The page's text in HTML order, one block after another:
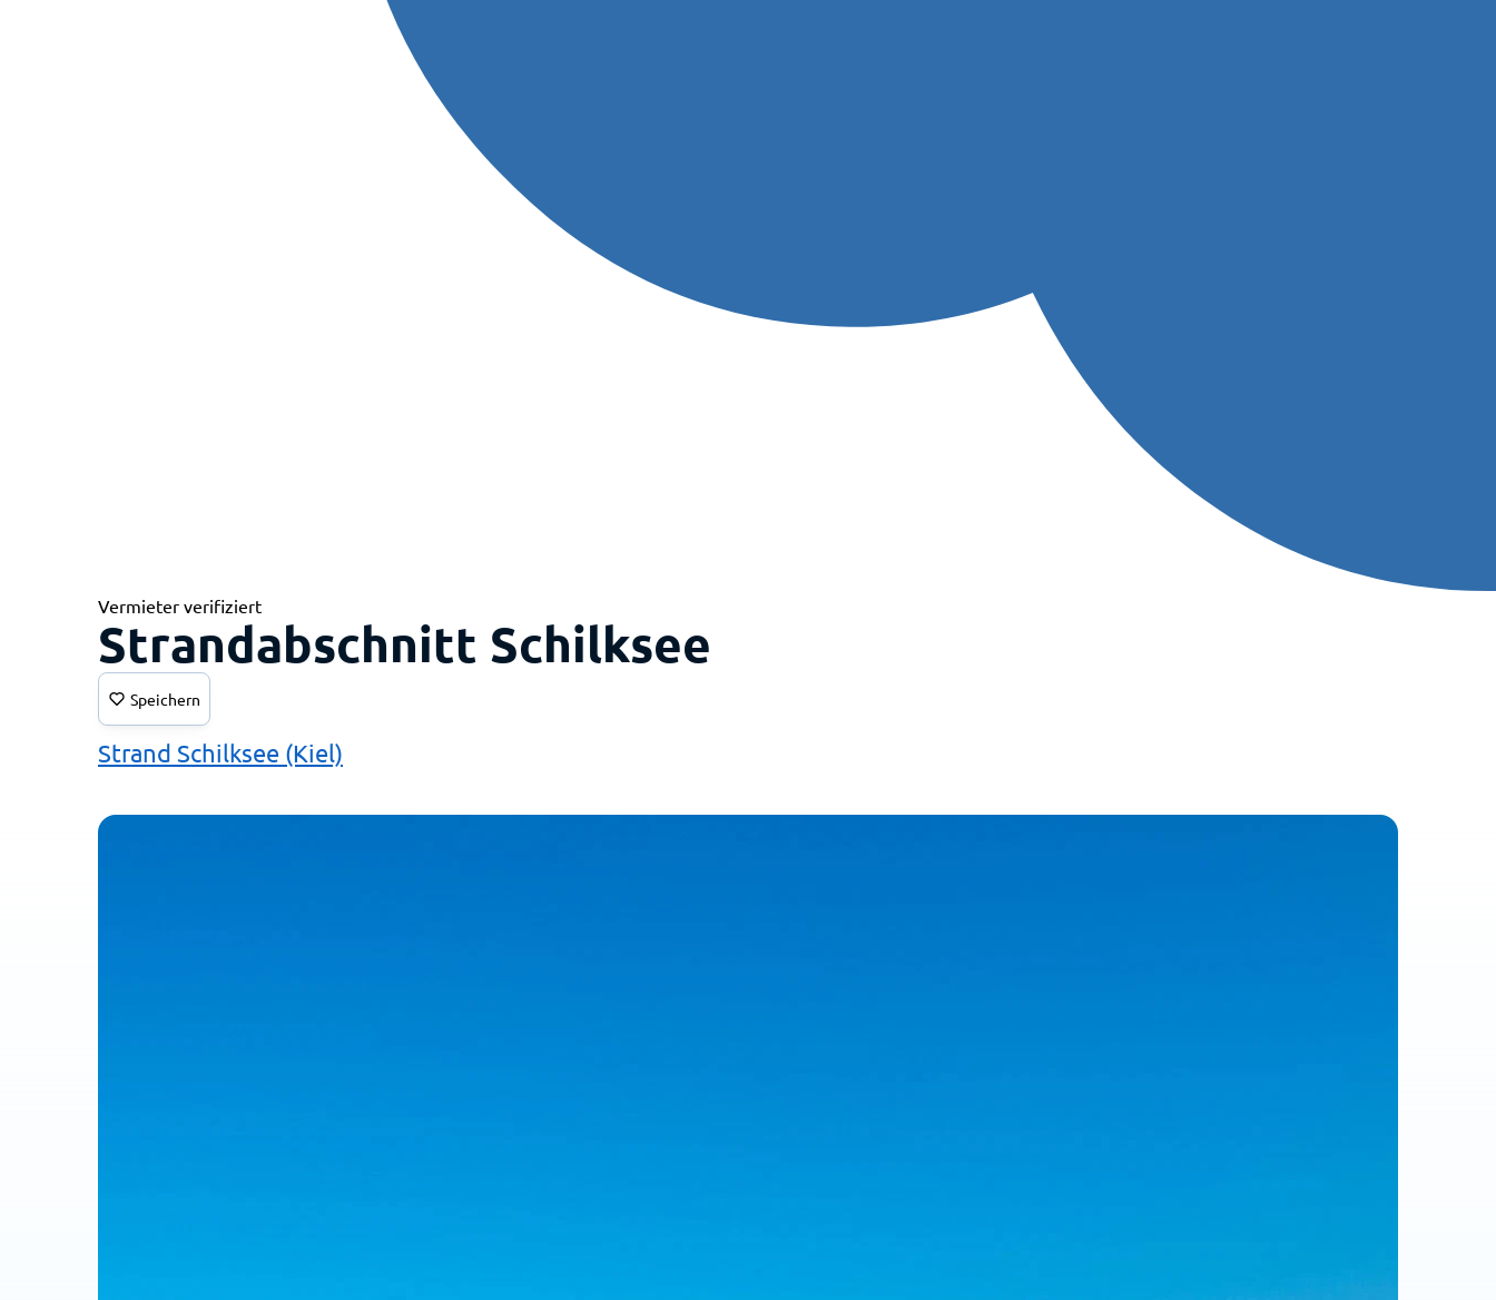
Vermieter verifiziert
Strandabschnitt Schilksee
Speichern
Strand Schilksee (Kiel)